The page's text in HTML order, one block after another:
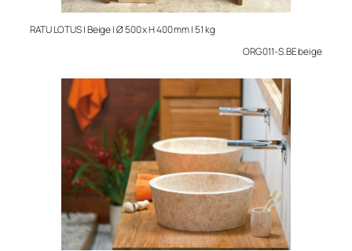
RATU LOTUS | Beige | Ø 500 x H 400 mm | 51 kg
ORG 011-S.BE beige